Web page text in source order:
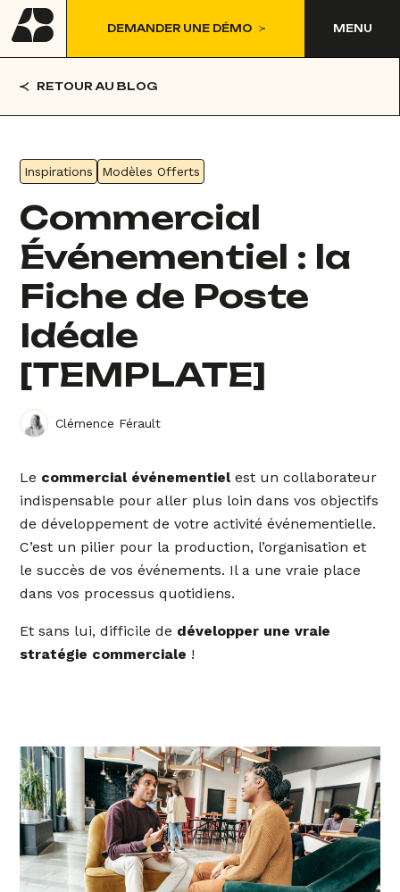
DEMANDER UNE DÉMO MENU
RETOUR AU BLOG
Inspirations Modèles Offerts
Commercial
Événementiel : la
Fiche de Poste
Idéale
[TEMPLATE]
Clémence Férault
Le commercial événementielest un collaborateur
indispensable pour aller plus loin dans vos objectifs
de développement de votre activité événementielle.
C’est un pilier pour la production, l’organisation et
le succès de vos événements. Il a une vraie place
dans vos processus quotidiens.
Et sans lui, difficile de développer une vraie
stratégie commerciale !